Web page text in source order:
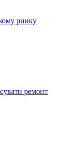
ринку
ремонт